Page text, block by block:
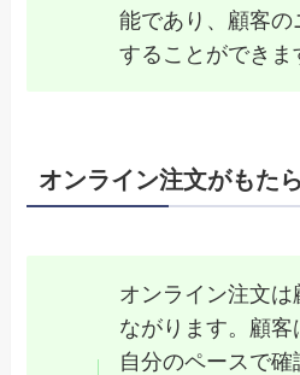
能であり、顧客
することができま
オンライン注文がもた
オンライン注文
ながります。顧
自分のペースで